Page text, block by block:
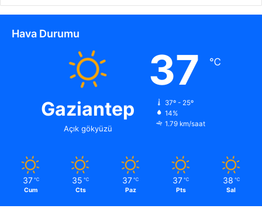
Hava Durumu
Gaziantep
Açık gökyüzü
37 ℃
37º - 25º
14%
1.79 km/saat
37 ℃
Cum
35 ℃
Cts
37 ℃
Paz
37 ℃
Pts
38 ℃
Sal